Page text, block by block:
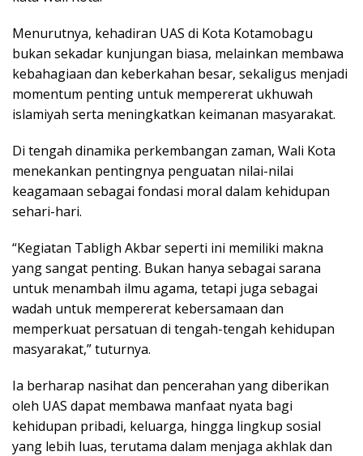
Menurutnya, kehadiran UAS di Kota Kotamobagu
bukan sekadar kunjungan biasa, melainkan membawa
kebahagiaan dan keberkahan besar, sekaligus menjadi
momentum penting untuk mempererat ukhuwah
islamiyah serta meningkatkan keimanan masyarakat.
Di tengah dinamika perkembangan zaman, Wali Kota
menekankan pentingnya penguatan nilai-nilai
keagamaan sebagai fondasi moral dalam kehidupan
sehari-hari.
“Kegiatan Tabligh Akbar seperti ini memiliki makna
yang sangat penting. Bukan hanya sebagai sarana
untuk menambah ilmu agama, tetapi juga sebagai
wadah untuk mempererat kebersamaan dan
memperkuat persatuan di tengah-tengah kehidupan
masyarakat,” tuturnya.
Ia berharap nasihat dan pencerahan yang diberikan
oleh UAS dapat membawa manfaat nyata bagi
kehidupan pribadi, keluarga, hingga lingkup sosial
yang lebih luas, terutama dalam menjaga akhlak dan